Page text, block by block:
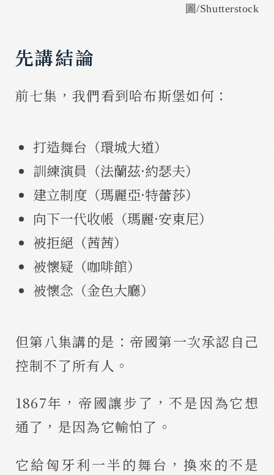
圖/Shutterstock
先講結論
前七集，我們看到哈布斯堡如何：
打造舞台（環城大道）
訓練演員（法蘭茲·約瑟夫）
建立制度（瑪麗亞·特蕾莎）
向下一代收帳（瑪麗·安東尼）
被拒絕（茜茜）
被懷疑（咖啡館）
被懷念（金色大廳）
但第八集講的是：帝國第一次承認自己
控制不了所有人。
1867年，帝國讓步了，不是因為它想
通了，是因為它輸怕了。
它給匈牙利一半的舞台，換來的不是